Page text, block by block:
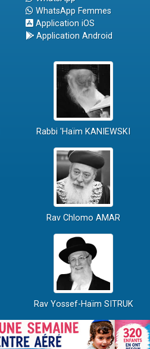
WhatsApp Femmes
Application iOS
Application Android
Rabbi 'Haïm KANIEWSKI
Rav Chlomo AMAR
Rav Yossef-Haïm SITRUK